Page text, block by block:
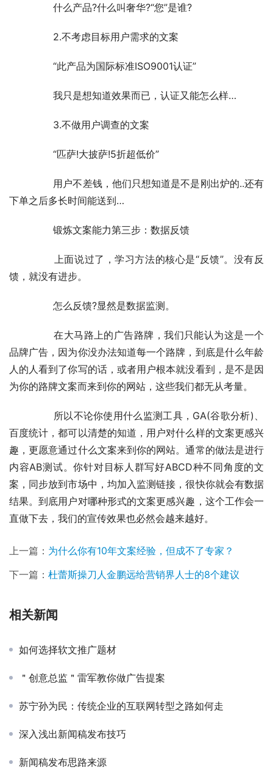
	　　什么产品?什么叫奢华?“您”是谁?
	　　2.不考虑目标用户需求的文案
	　　“此产品为国际标准ISO9001认证”
	　　我只是想知道效果而已，认证又能怎么样…
	　　3.不做用户调查的文案
	　　“匹萨!大披萨!5折超低价”
下单之后多长时间能送到…
	　　锻炼文案能力第三步：数据反馈
馈，就没有进步。
	　　怎么反馈?显然是数据监测。
品牌广告，因为你没办法知道每一个路牌，到底是什么年龄
人的人看到了你写的话，或者用户根本就没看到，是不是因
为你的路牌文案而来到你的网站，这些我们都无从考量。
百度统计，都可以清楚的知道，用户对什么样的文案更感兴
趣，更愿意通过什么文案来到你的网站。通常的做法是进行
内容AB测试。你针对目标人群写好ABCD种不同角度的文
案，同步放到市场中，均加入监测链接，很快你就会有数据
结果。到底用户对哪种形式的文案更感兴趣，这个工作会一
直做下去，我们的宣传效果也必然会越来越好。
上一篇： 为什么你有10年文案经验，但成不了专家？
下一篇： 杜蕾斯操刀人金鹏远给营销界人士的8个建议
相关新闻
如何选择软文推广题材
＂创意总监＂雷军教你做广告提案
苏宁孙为民：传统企业的互联网转型之路如何走
深入浅出新闻稿发布技巧
新闻稿发布思路来源